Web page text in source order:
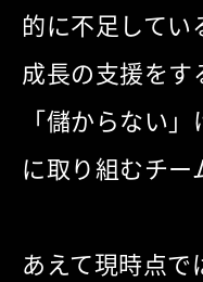
的に不足してい
成長の支援をす
「儲からない
に取り組むチー
あえて現時点で